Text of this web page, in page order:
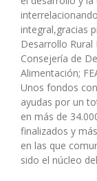
integral,gracias
Desarrollo Rural
Consejería de
Alimentación;
Unos fondos
ayudas por un
en más de
finalizados y
en las que
sido el núcleo